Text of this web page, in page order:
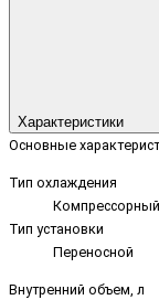
Характеристики
Основные
Тип охлаждения
Компрессорный
Тип установки
Переносной
Внутренний объем, л